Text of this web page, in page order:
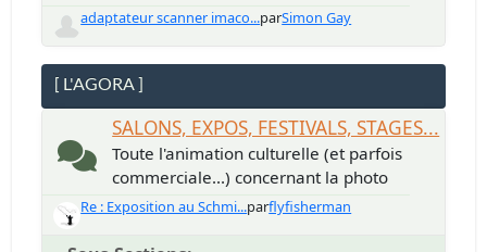
adaptateur scanner imaco...parSimon Gay
[ L'AGORA ]
SALONS, EXPOS, FESTIVALS, STAGES...
Toute l'animation culturelle (et parfois
commerciale...) concernant la photo
Re : Exposition au Schmi...parflyfisherman